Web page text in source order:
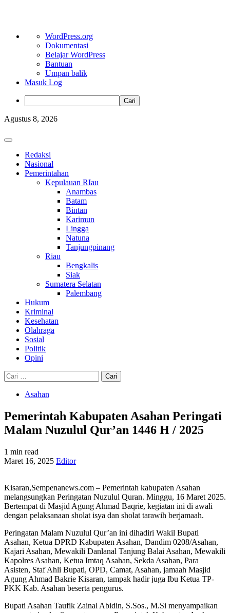
Tentang
WordPress
WordPress.org
Dokumentasi
Belajar WordPress
Bantuan
Umpan balik
Masuk Log
Cari
Skip
content
Agustus 8, 2026
Primary
Redaksi
Nasional
Pemerintahan
Kepulauan RIau
Anambas
Batam
Bintan
Karimun
Lingga
Natuna
Tanjungpinang
Riau
Bengkalis
Siak
Sumatera Selatan
Palembang
Hukum
Kriminal
Kesehatan
Olahraga
Sosial
Politik
Opini
Cari
untuk:
Asahan
Pemerintah Kabupaten Asahan Peringati
Malam Nuzulul Qur’an 1446 H / 2025
1 min read
Maret 16, 2025 Editor
Kisaran,Sempenanews.com – Pemerintah kabupaten Asahan
melangsungkan Peringatan Nuzulul Quran. Minggu, 16 Maret 2025.
Bertempat di Masjid Agung Ahmad Baqrie, kegiatan ini di awali
dengan pelaksanaan sholat isya dan sholat tarawih berjamaah.
Peringatan Malam Nuzulul Qur’an ini dihadiri Wakil Bupati
Asahan, Ketua DPRD Kabupaten Asahan, Dandim 0208/Asahan,
Kajari Asahan, Mewakili Danlanal Tanjung Balai Asahan, Mewakili
Kapolres Asahan, Ketua Imtaq Asahan, Sekda Asahan, Para
Asisten, Staf Ahli Bupati, OPD, Camat, Asahan, jamaah Masjid
Agung Ahmad Bakrie Kisaran, tampak hadir juga Ibu Ketua TP-
PKK Kab. Asahan beserta pengurus.
Bupati Asahan Taufik Zainal Abidin, S.Sos., M.Si menyampaikan